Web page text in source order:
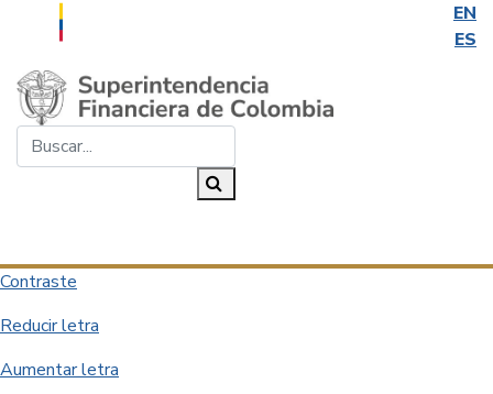
EN
ES
Saltar al contenido principal
Contraste
Reducir letra
Aumentar letra